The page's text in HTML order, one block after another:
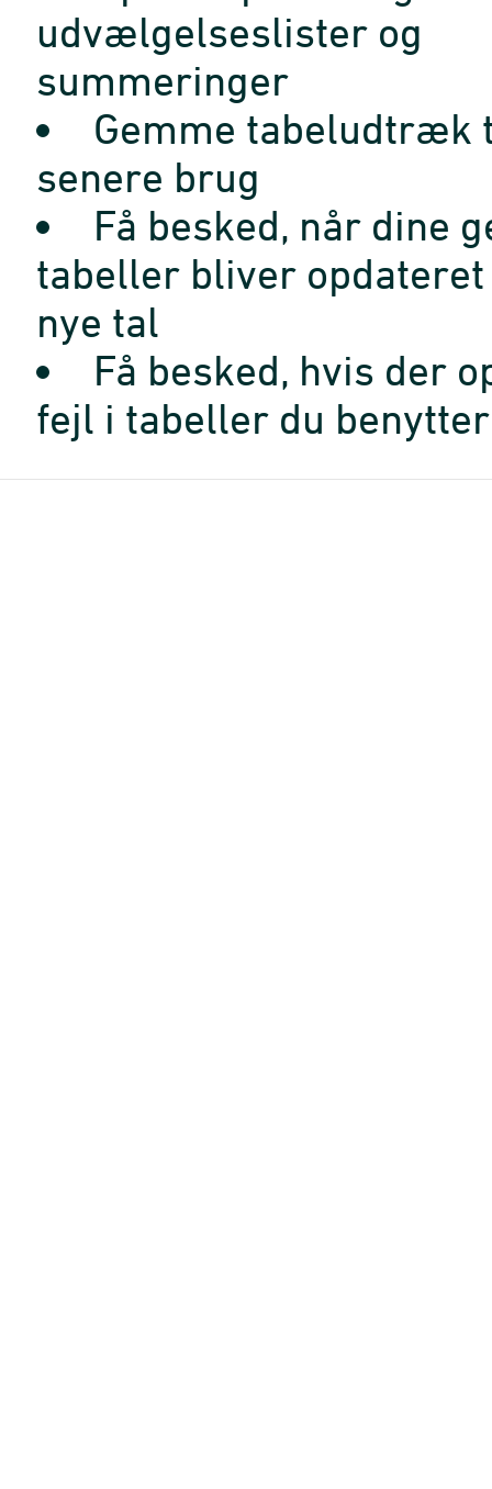
udvælgelseslister og
summeringer
Gemme tabeludtræk
senere brug
Få besked, når dine
tabeller bliver opdateret
nye tal
Få besked, hvis der
fejl i tabeller du benytter